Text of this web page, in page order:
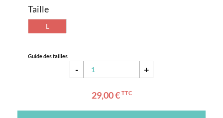
Taille
L
Guide des tailles
- +
29,00 € TTC